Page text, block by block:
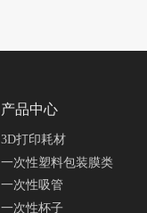
产品中心
3D打印耗材
一次性塑料包装膜类
一次性吸管
一次性杯子